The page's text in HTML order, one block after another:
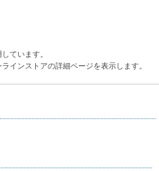
ています。
インストアの詳細ページを表示します。